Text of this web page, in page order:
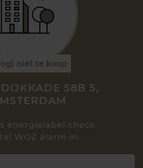
met ons op
niet te koop
58B 5,
energielabel check
WOZ alarm in